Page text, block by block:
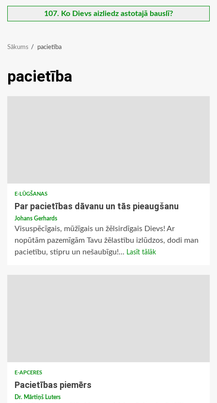
107. Ko Dievs aizliedz astotajā bauslī?
Sākums pacietība
pacietība
E-LŪGŠANAS
Par pacietības dāvanu un tās pieaugšanu
Johans Gerhards
Visuspēcīgais, mūžīgais un žēlsirdīgais Dievs! Ar
nopūtām pazemīgām Tavu žēlastību izlūdzos, dodi man
pacietību, stipru un nešaubīgu!... Lasīt tālāk
E-APCERES
Pacietības piemērs
Dr. Mārtiņš Luters